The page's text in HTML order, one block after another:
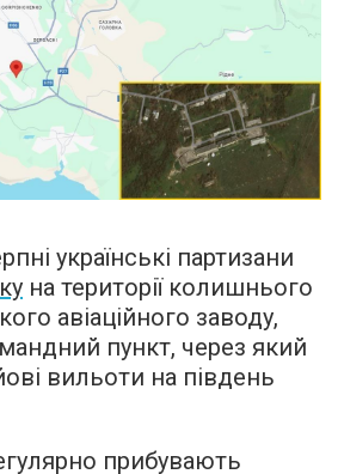
українські партизани
на території колишнього
авіаційного заводу,
пункт, через який
вильоти на південь
прибувають